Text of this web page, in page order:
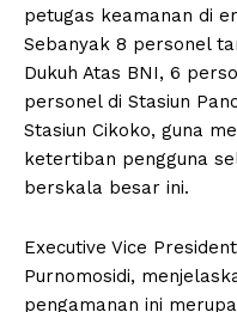
petugas keamanan di
Sebanyak 8 personel
Dukuh Atas BNI, 6
personel di Stasiun
Stasiun Cikoko, guna
ketertiban pengguna
berskala besar ini.
Executive Vice
Purnomosidi,
pengamanan ini